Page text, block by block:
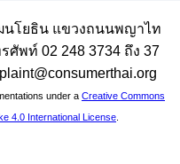
นโยธิน แขวงถนนพญาไท
ศัพท์ 02 248 3734 ถึง 37
under a Creative Commons
4.0 International License